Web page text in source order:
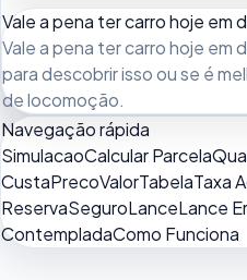
Vale a pena ter carro hoje em
Vale a pena ter carro hoje em
para descobrir isso ou se é
de locomoção.
Navegação rápida
SimulacaoCalcular Parcela
CustaPrecoValorTabelaTaxa
ReservaSeguroLanceLance
ContempladaComo Funciona